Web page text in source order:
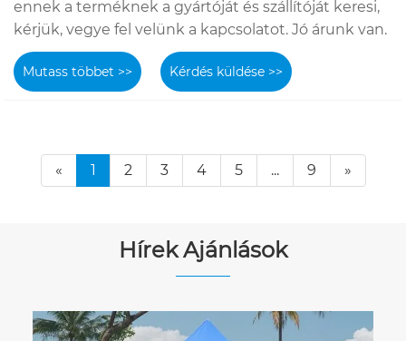
ennek a terméknek a gyártóját és szállítóját keresi,
kérjük, vegye fel velünk a kapcsolatot. Jó árunk van.
Mutass többet >> Kérdés küldése >>
« 1 2 3 4 5 ... 9 »
Hírek Ajánlások